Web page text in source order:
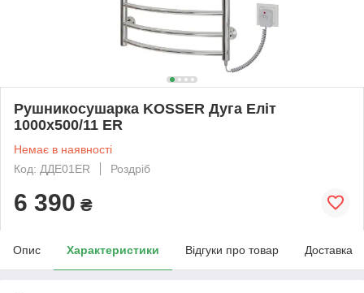
Рушникосушарка KOSSER Дуга Еліт
1000х500/11 ER
Немає в наявності
Код: ДДЕ01ЕR
Роздріб
6 390 ₴
Опис Характеристики Відгуки про товар Доставка